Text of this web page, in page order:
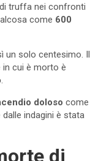
truffa nei confronti
come 600
un solo centesimo. Il
in cui è morto è
doloso come
indagini è stata
di